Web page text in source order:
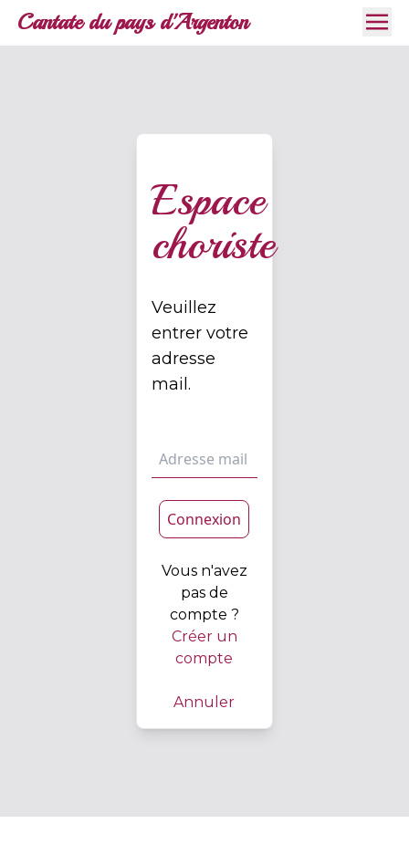
Cantate du pays d'Argenton
Espace
choriste
Veuillez
entrer votre
adresse
mail.
Connexion
Vous n'avez
pas de
compte ?
Créer un
compte
Annuler